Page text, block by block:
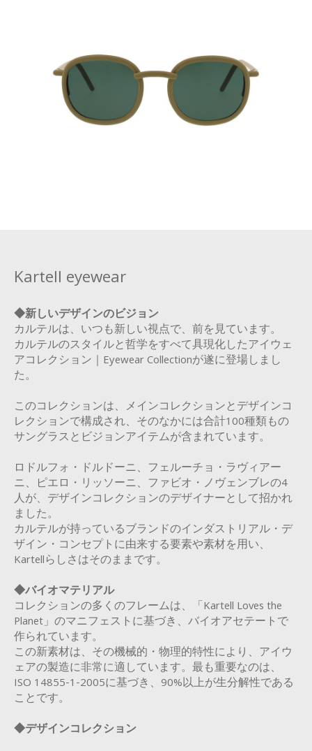
Kartell eyewear
◆新しいデザインのビジョン
カルテルは、いつも新しい視点で、前を見ています。
カルテルのスタイルと哲学をすべて具現化したアイウェ
アコレクション｜Eyewear Collectionが遂に登場しまし
た。
このコレクションは、メインコレクションとデザインコ
レクションで構成され、そのなかには合計100種類もの
サングラスとビジョンアイテムが含まれています。
ロドルフォ・ドルドーニ、フェルーチョ・ラヴィアー
ニ、ピエロ・リッソーニ、ファビオ・ノヴェンブレの4
人が、デザインコレクションのデザイナーとして招かれ
ました。
カルテルが持っているブランドのインダストリアル・デ
ザイン・コンセプトに由来する要素や素材を用い、
Kartellらしさはそのままです。
◆バイオマテリアル
コレクションの多くのフレームは、「Kartell Loves the
Planet」のマニフェストに基づき、バイオアセテートで
作られています。
この新素材は、その機械的・物理的特性により、アイウ
ェアの製造に非常に適しています。最も重要なのは、
ISO 14855-1-2005に基づき、90%以上が生分解性である
ことです。
◆デザインコレクション